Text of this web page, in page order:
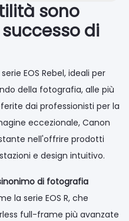
sono
di
EOS Rebel, ideali per
della fotografia, alle più
dai professionisti per la
eccezionale, Canon
nell'offrire prodotti
e design intuitivo.
di fotografia
la serie EOS R, che
full-frame più avanzate